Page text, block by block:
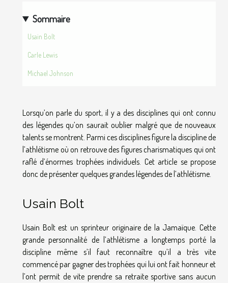
Sommaire
Usain Bolt
Carle Lewis
Michael Johnson
Lorsqu’on parle du sport, il y a des disciplines qui ont connu
des légendes qu’on saurait oublier malgré que de nouveaux
talents se montrent. Parmi ces disciplines figure la discipline de
l’athlétisme où on retrouve des figures charismatiques qui ont
raflé d’énormes trophées individuels. Cet article se propose
donc de présenter quelques grandes légendes de l’athlétisme.
Usain Bolt
Usain Bolt est un sprinteur originaire de la Jamaïque. Cette
grande personnalité de l’athlétisme a longtemps porté la
discipline même s’il faut reconnaître qu’il a très vite
commencé par gagner des trophées qui lui ont fait honneur et
l’ont permit de vite prendre sa retraite sportive sans aucun